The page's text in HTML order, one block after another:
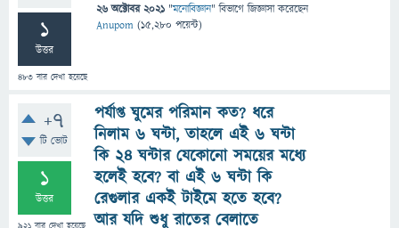
1
উত্তর
483 বার দেখা হয়েছে
26 অক্টোবর 2021 "মনোবিজ্ঞান" বিভাগে জিজ্ঞাসাকরেছেন
Anupom (15,280 পয়েন্ট)
+7
টি ভোট
1
উত্তর
পর্যাপ্ত ঘুমের পরিমান কত? ধরে
নিলাম ৬ ঘন্টা, তাহলে এই ৬ ঘন্টা
কি ২৪ ঘন্টার যেকোনো সময়ের মধ্যে
হলেই হবে? বা এই ৬ ঘন্টা কি
রেগুলার একই টাইমে হতে হবে?
আর যদি শুধু রাতের বেলাতে